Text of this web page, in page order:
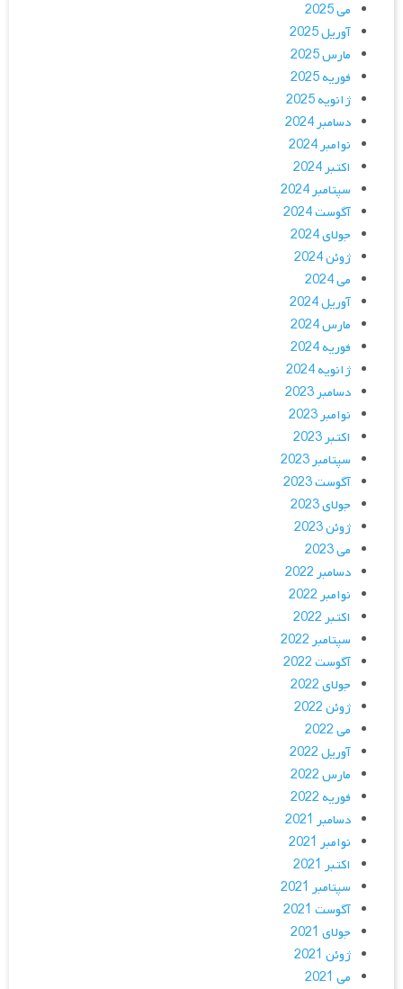
می 2025
آوریل 2025
مارس 2025
فوریه 2025
ژانویه 2025
دسامبر 2024
نوامبر 2024
اکتبر 2024
سپتامبر 2024
آگوست 2024
جولای 2024
ژوئن 2024
می 2024
آوریل 2024
مارس 2024
فوریه 2024
ژانویه 2024
دسامبر 2023
نوامبر 2023
اکتبر 2023
سپتامبر 2023
آگوست 2023
جولای 2023
ژوئن 2023
می 2023
دسامبر 2022
نوامبر 2022
اکتبر 2022
سپتامبر 2022
آگوست 2022
جولای 2022
ژوئن 2022
می 2022
آوریل 2022
مارس 2022
فوریه 2022
دسامبر 2021
نوامبر 2021
اکتبر 2021
سپتامبر 2021
آگوست 2021
جولای 2021
ژوئن 2021
می 2021